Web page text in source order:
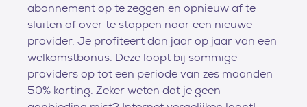
abonnement op te zeggen en opnieuw af te
sluiten of over te stappen naar een nieuwe
provider. Je profiteert dan jaar op jaar van een
welkomstbonus. Deze loopt bij sommige
providers op tot een periode van zes maanden
50% korting. Zeker weten dat je geen